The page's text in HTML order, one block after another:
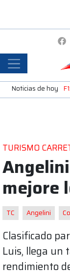
Noticias de hoy
TURISMO
mejore
TC Angelini
Clasificado
Luis, llega un
rendimiento